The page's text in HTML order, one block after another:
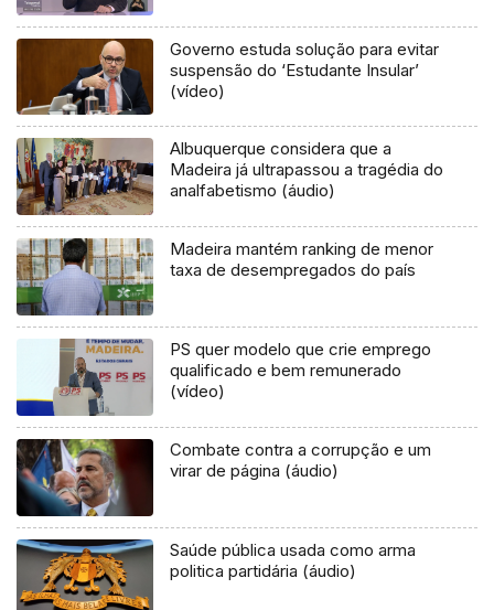
Governo estuda solução para evitar
suspensão do ‘Estudante Insular’
(vídeo)
Albuquerque considera que a
Madeira já ultrapassou a tragédia do
analfabetismo (áudio)
Madeira mantém ranking de menor
taxa de desempregados do país
PS quer modelo que crie emprego
qualificado e bem remunerado
(vídeo)
Combate contra a corrupção e um
virar de página (áudio)
Saúde pública usada como arma
politica partidária (áudio)